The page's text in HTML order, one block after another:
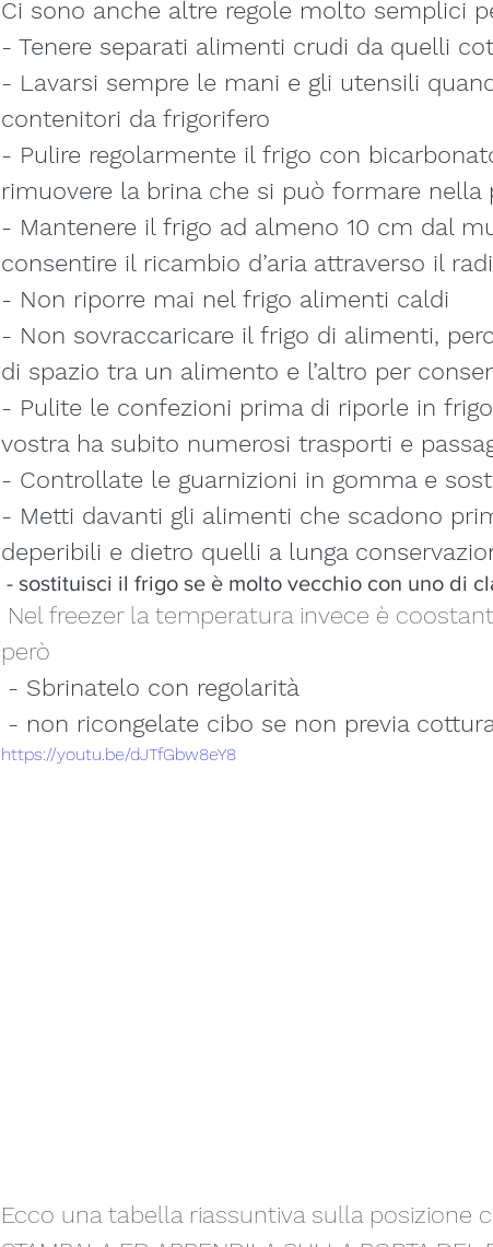
Ci sono anche altre regole molto semplici
- Tenere separati alimenti crudi da quelli
- Lavarsi sempre le mani e gli utensili
contenitori da frigorifero
- Pulire regolarmente il frigo con
rimuovere la brina che si può formare nella
- Mantenere il frigo ad almeno 10 cm dal
consentire il ricambio d’aria attraverso il
- Non riporre mai nel frigo alimenti caldi
- Non sovraccaricare il frigo di alimenti,
di spazio tra un alimento e l’altro per
- Pulite le confezioni prima di riporle in
vostra ha subito numerosi trasporti e
- Controllate le guarnizioni in gomma e
- Metti davanti gli alimenti che scadono
deperibili e dietro quelli a lunga
- sostituisci il frigo se è molto vecchio con uno di
però
- Sbrinatelo con regolarità
- non ricongelate cibo se non previa
https://youtu.be/dJTfGbw8eY8
Ecco una tabella riassuntiva sulla posizione